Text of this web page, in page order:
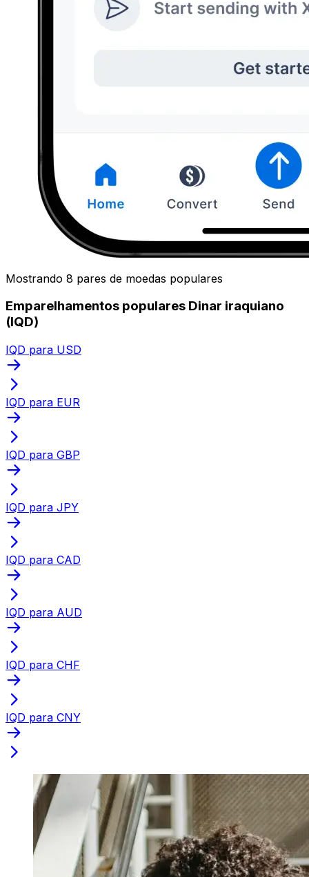
Mostrando 8 pares de moedas populares
Emparelhamentos populares Dinar iraquiano
(IQD)
IQD para USD
IQD para EUR
IQD para GBP
IQD para JPY
IQD para CAD
IQD para AUD
IQD para CHF
IQD para CNY